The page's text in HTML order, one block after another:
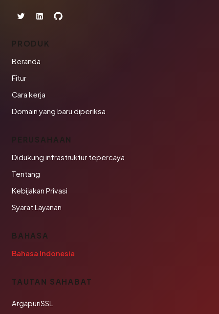
PRODUK
Beranda
Fitur
Cara kerja
Domain yang baru diperiksa
PERUSAHAAN
Didukung infrastruktur tepercaya
Tentang
Kebijakan Privasi
Syarat Layanan
BAHASA
Bahasa Indonesia
TAUTAN SAHABAT
ArgapuriSSL